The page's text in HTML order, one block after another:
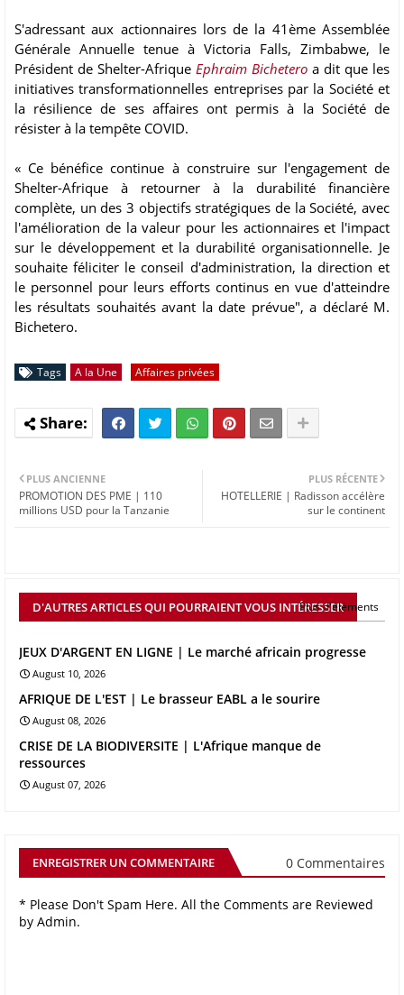
S'adressant aux actionnaires lors de la 41ème Assemblée
Générale Annuelle tenue à Victoria Falls, Zimbabwe, le
Président de Shelter-Afrique Ephraim Bichetero a dit que les
initiatives transformationnelles entreprises par la Société et
la résilience de ses affaires ont permis à la Société de
résister à la tempête COVID.
« Ce bénéfice continue à construire sur l'engagement de
Shelter-Afrique à retourner à la durabilité financière
complète, un des 3 objectifs stratégiques de la Société, avec
l'amélioration de la valeur pour les actionnaires et l'impact
sur le développement et la durabilité organisationnelle. Je
souhaite féliciter le conseil d'administration, la direction et
le personnel pour leurs efforts continus en vue d'atteindre
les résultats souhaités avant la date prévue", a déclaré M.
Bichetero.
Tags A la Une Affaires privées
PLUS RÉCENTE
HOTELLERIE | Radisson accélère
sur le continent
PLUS ANCIENNE
PROMOTION DES PME | 110
millions USD pour la Tanzanie
D'AUTRES ARTICLES QUI POURRAIENT VOUS INTÉRESSER
Plus d'éléments
JEUX D'ARGENT EN LIGNE | Le marché africain progresse
August 10, 2026
AFRIQUE DE L'EST | Le brasseur EABL a le sourire
August 08, 2026
CRISE DE LA BIODIVERSITE | L'Afrique manque de
ressources
August 07, 2026
ENREGISTRER UN COMMENTAIRE 0 Commentaires
* Please Don't Spam Here. All the Comments are Reviewed
by Admin.